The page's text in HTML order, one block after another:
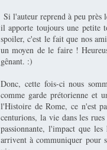
Si l'auteur reprend à peu près
il apporte toujours une petite
spoiler, c'est le fait que nos
un moyen de le faire !
gênant. :)
Donc, cette fois-ci nous
comme garde prétorienne et
l'Histoire de Rome, ce n'est
centurions, la vie dans les
passionnante, l'impact que
arrivent à communiquer pour